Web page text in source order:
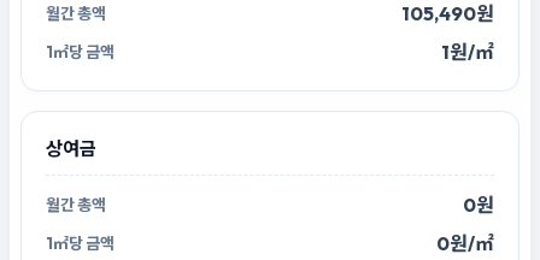
105,490원
1원/㎡
상여금
0원
0원/㎡